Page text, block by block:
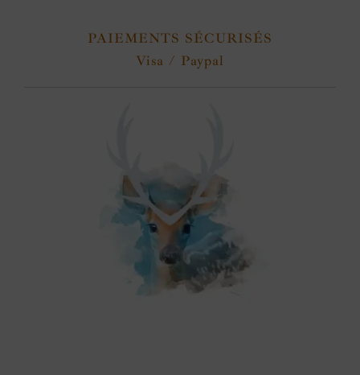
PAIEMENTS SÉCURISÉS
Visa / Paypal